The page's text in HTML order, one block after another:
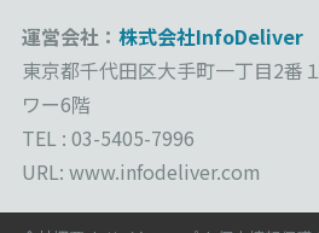
運営会社： 株式会社InfoDeliver
東京都千代田区大手町一丁目2
ワー6階
TEL : 03-5405-7996
URL: www.infodeliver.com